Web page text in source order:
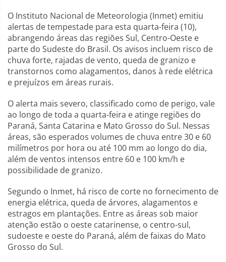
O Instituto Nacional de Meteorologia (Inmet) emitiu
alertas de tempestade para esta quarta-feira (10),
abrangendo áreas das regiões Sul, Centro-Oeste e
parte do Sudeste do Brasil. Os avisos incluem risco de
chuva forte, rajadas de vento, queda de granizo e
transtornos como alagamentos, danos à rede elétrica
e prejuízos em áreas rurais.
O alerta mais severo, classificado como de perigo, vale
ao longo de toda a quarta-feira e atinge regiões do
Paraná, Santa Catarina e Mato Grosso do Sul. Nessas
áreas, são esperados volumes de chuva entre 30 e 60
milímetros por hora ou até 100 mm ao longo do dia,
além de ventos intensos entre 60 e 100 km/h e
possibilidade de granizo.
Segundo o Inmet, há risco de corte no fornecimento de
energia elétrica, queda de árvores, alagamentos e
estragos em plantações. Entre as áreas sob maior
atenção estão o oeste catarinense, o centro-sul,
sudoeste e oeste do Paraná, além de faixas do Mato
Grosso do Sul.